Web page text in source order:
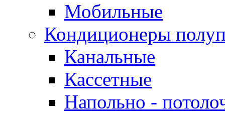
Мобильные
Кондиционеры
Канальные
Кассетные
Напольно -